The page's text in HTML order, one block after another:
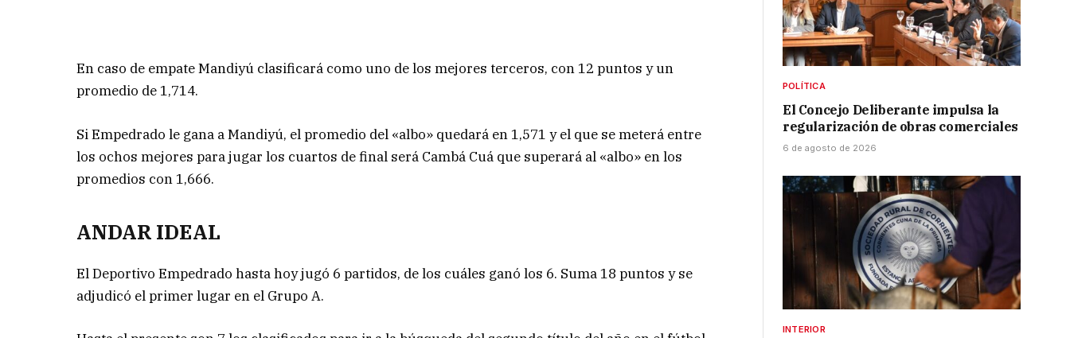
En caso de empate Mandiyú clasificará como uno de los mejores terceros, con 12 puntos y un
promedio de 1,714.
Si Empedrado le gana a Mandiyú, el promedio del «albo» quedará en 1,571 y el que se meterá entre
los ochos mejores para jugar los cuartos de final será Cambá Cuá que superará al «albo» en los
promedios con 1,666.
ANDAR IDEAL
El Deportivo Empedrado hasta hoy jugó 6 partidos, de los cuáles ganó los 6. Suma 18 puntos y se
adjudicó el primer lugar en el Grupo A.
POLÍTICA
El Concejo Deliberante impulsa la
regularización de obras comerciales
6 de agosto de 2026
INTERIOR